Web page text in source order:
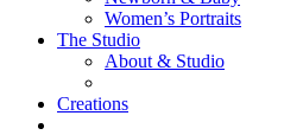
Women’s Portraits
The Studio
About & Studio
Creations